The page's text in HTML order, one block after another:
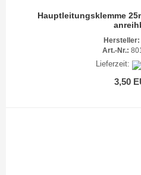
Hauptleitungsklemme
Hersteller:
Art.-Nr.:
Lieferzeit:
3,50